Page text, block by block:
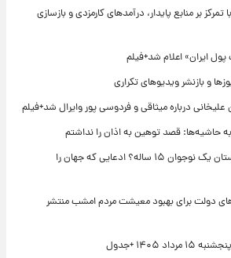
بر منابع پایدار، درآمدهای کارمزدی و بازسازی
ایران» اعلام شد+فیلم
و بازنشر ویدیوهای تکراری
درباره میثاقی و فردوسی پور وایرال شد+فیلم
حاشیه‌ها: قصد توهین به اذان را نداشتم
راز طول عمر انسان در دستان یک نوجوان ۱۵ ساله؟ ادعایی که جهان را
دولت برای بهبود معیشت مردم امشب منتشر
۱۴۰۵ +جدول